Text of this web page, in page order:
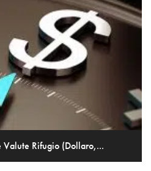
Valute Rifugio (Dollaro,...